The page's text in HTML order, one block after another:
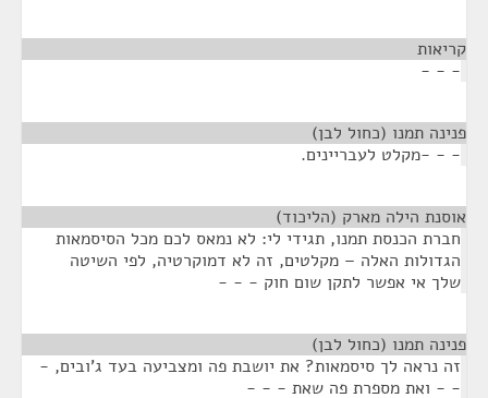
קריאות
- - -
פנינה תמנו (כחול לבן)
- - -מקלט לעבריינים.
אוסנת הילה מארק (הליכוד)
חברת הכנסת תמנו, תגידי לי: לא נמאס לכם מכל הסיסמאות
הגדולות האלה – מקלטים, זה לא דמוקרטיה, לפי השיטה
שלך אי אפשר לתקן שום חוק - - -
פנינה תמנו (כחול לבן)
זה נראה לך סיסמאות? את יושבת פה ומצביעה בעד ג'ובים, -
- - ואת מספרת פה שאת - - -